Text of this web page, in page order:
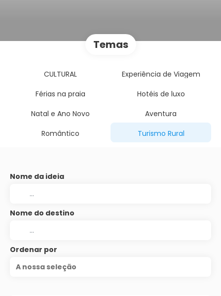
Temas
CULTURAL
Experiência de Viagem
Férias na praia
Hotéis de luxo
Natal e Ano Novo
Aventura
Romântico
Turismo Rural
Nome da ideia
Nome do destino
Ordenar por
A nossa seleção